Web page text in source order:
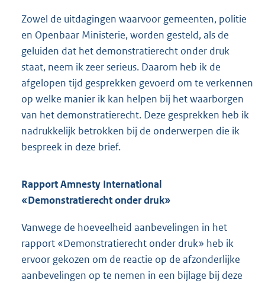
Zowel de uitdagingen waarvoor gemeenten, politie
en Openbaar Ministerie, worden gesteld, als de
geluiden dat het demonstratierecht onder druk
staat, neem ik zeer serieus. Daarom heb ik de
afgelopen tijd gesprekken gevoerd om te verkennen
op welke manier ik kan helpen bij het waarborgen
van het demonstratierecht. Deze gesprekken heb ik
nadrukkelijk betrokken bij de onderwerpen die ik
bespreek in deze brief.
Rapport Amnesty International
«Demonstratierecht onder druk»
Vanwege de hoeveelheid aanbevelingen in het
rapport «Demonstratierecht onder druk» heb ik
ervoor gekozen om de reactie op de afzonderlijke
aanbevelingen op te nemen in een bijlage bij deze